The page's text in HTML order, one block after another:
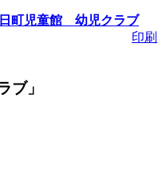
広場「
広場「
10～
町児童館 幼児クラブ
印刷
ブ」